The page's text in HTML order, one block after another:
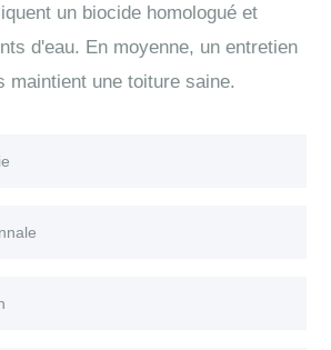
un biocide homologué et
d'eau. En moyenne, un entretien
maintient une toiture saine.